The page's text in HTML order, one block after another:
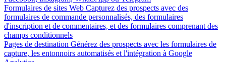
Formulaires de sites Web Capturez des prospects avec des
formulaires de commande personnalisés, des formulaires
d'inscription et de commentaires, et des formulaires comprenant des
champs conditionnels
Pages de destination Générez des prospects avec les formulaires de
capture, les entonnoirs automatisés et l'intégration à Google